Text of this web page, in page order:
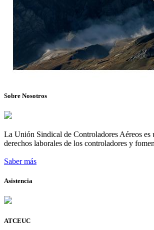
Sobre Nosotros
La Unión Sindical de Controladores Aéreos es
derechos laborales de los controladores y
Saber más
Asistencia
ATCEUC